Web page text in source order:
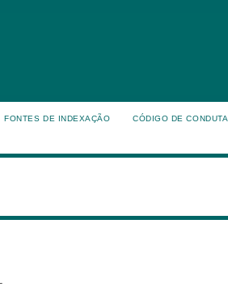
FONTES DE INDEXAÇÃO CÓDIGO DE CONDUTA